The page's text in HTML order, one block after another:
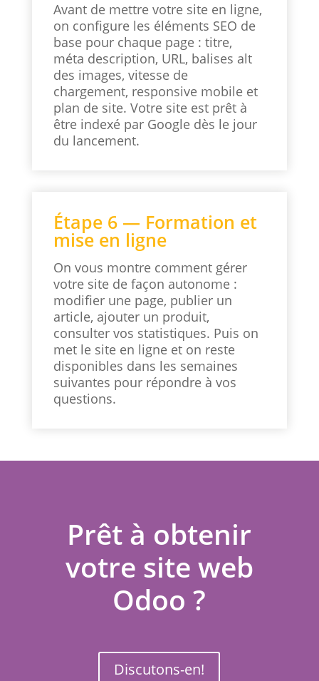
Avant de mettre votre site en ligne,
on configure les éléments SEO de
base pour chaque page : titre,
méta description, URL, balises alt
des images, vitesse de
chargement, responsive mobile et
plan de site. Votre site est prêt à
être indexé par Google dès le jour
du lancement.
Étape 6 — Formation et
mise en ligne
On vous montre comment gérer
votre site de façon autonome :
modifier une page, publier un
article, ajouter un produit,
consulter vos statistiques. Puis on
met le site en ligne et on reste
disponibles dans les semaines
suivantes pour répondre à vos
questions.
Prêt à obtenir
votre site web
Odoo ?
Discutons-en!